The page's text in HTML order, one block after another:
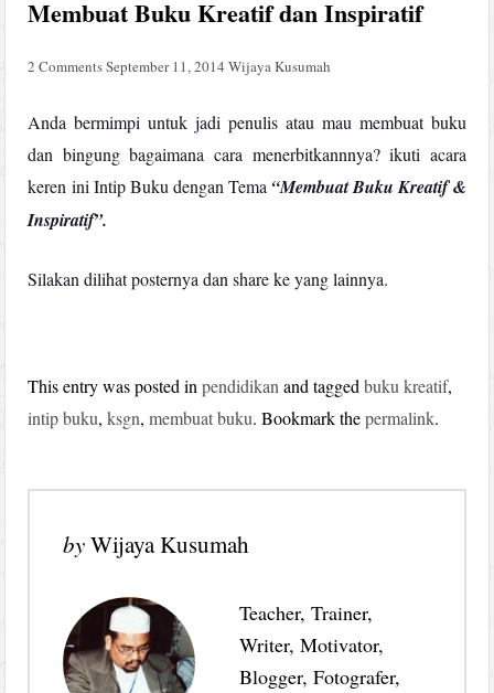
Membuat Buku Kreatif dan Inspiratif
2 CommentsSeptember 11, 2014 Wijaya Kusumah
Anda bermimpi untuk jadi penulis atau mau membuat buku
dan bingung bagaimana cara menerbitkannnya? ikuti acara
keren ini Intip Buku dengan Tema “Membuat Buku Kreatif &
Inspiratif”.
Silakan dilihat posternya dan share ke yang lainnya.
This entry was posted inpendidikan and taggedbuku kreatif,
intip buku,ksgn,membuat buku. Bookmark thepermalink.
byWijaya Kusumah
Teacher, Trainer,
Writer, Motivator,
Blogger, Fotografer,